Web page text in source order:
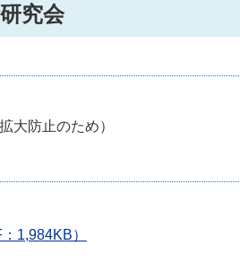
究会
大防止のため）
1,984KB）